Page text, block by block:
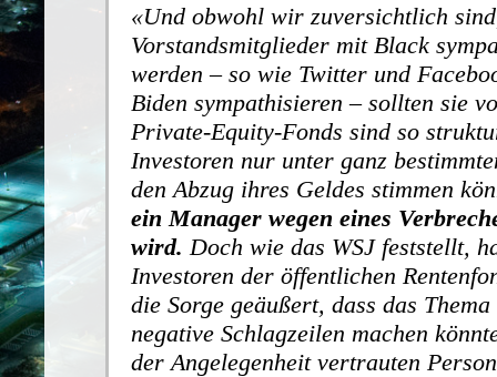
Und obwohl wir zuversichtlich
Vorstandsmitglieder mit Black
werden – so wie Twitter und
Biden sympathisieren – sollten sie
Private-Equity-Fonds sind so
Investoren nur unter ganz
den Abzug ihres Geldes stimmen
ein Manager wegen eines
wird. Doch wie das WSJ feststellt,
Investoren der öffentlichen
die Sorge geäußert, dass das
negative Schlagzeilen machen
der Angelegenheit vertrauten